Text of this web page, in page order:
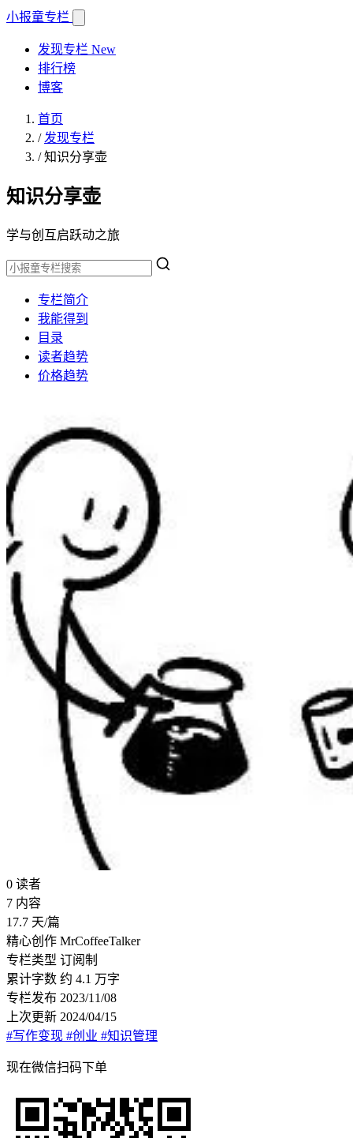
小报童专栏
发现专栏 New
排行榜
博客
首页
/ 发现专栏
/知识分享壶
知识分享壶
学与创互启跃动之旅
专栏简介
我能得到
目录
读者趋势
价格趋势
0 读者
7 内容
17.7 天/篇
精心创作 MrCoffeeTalker
专栏类型 订阅制
累计字数 约 4.1 万字
专栏发布 2023/11/08
上次更新 2024/04/15
#写作变现 #创业 #知识管理
现在微信扫码下单